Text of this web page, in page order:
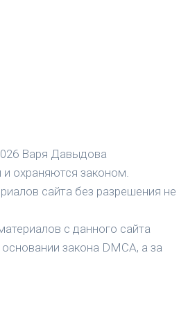
Варя Давыдова
охраняются законом.
сайта без разрешения не
с данного сайта
закона DMCA, а за